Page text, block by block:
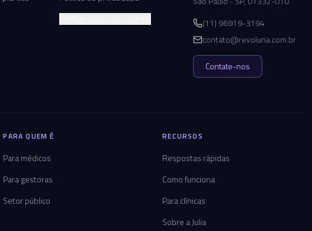
(11) 96919-3194
contato@revoluna.com.br
Contate-nos
PARA QUEM É
Para médicos
Para gestoras
Setor público
RECURSOS
Respostas rápidas
Como funciona
Para clínicas
Sobre a Julia